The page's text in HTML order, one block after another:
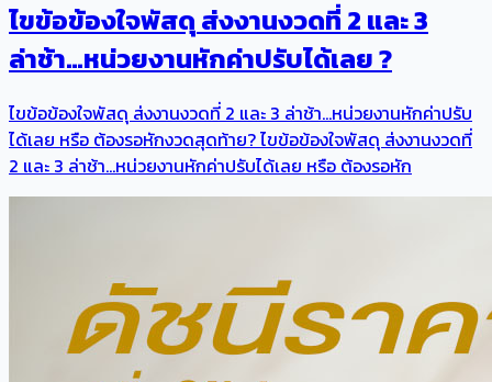
ไขข้อข้องใจพัสดุ ส่งงานงวดที่ 2 และ 3
ล่าช้า…หน่วยงานหักค่าปรับได้เลย ?
ไขข้อข้องใจพัสดุ ส่งงานงวดที่ 2 และ 3 ล่าช้า…หน่วยงานหักค่าปรับ
ได้เลย หรือ ต้องรอหักงวดสุดท้าย? ไขข้อข้องใจพัสดุ ส่งงานงวดที่
2 และ 3 ล่าช้า…หน่วยงานหักค่าปรับได้เลย หรือ ต้องรอหัก